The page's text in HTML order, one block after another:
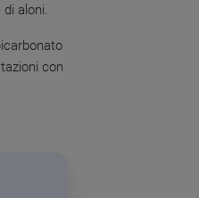
aloni.
con